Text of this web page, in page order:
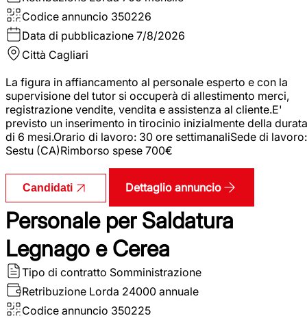
Codice annuncio 350226
Data di pubblicazione 7/8/2026
Città Cagliari
La figura in affiancamento al personale esperto e con la
supervisione del tutor si occuperà di allestimento merci,
registrazione vendite, vendita e assistenza al cliente.E'
previsto un inserimento in tirocinio inizialmente della durata
di 6 mesi.Orario di lavoro: 30 ore settimanaliSede di lavoro:
Sestu (CA)Rimborso spese 700€
Candidati Dettaglio annuncio
Personale per Saldatura
Legnago e Cerea
Tipo di contratto Somministrazione
Retribuzione Lorda 24000 annuale
Codice annuncio 350225